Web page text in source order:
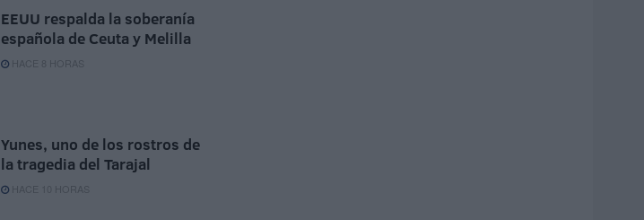
EEUU respalda la soberanía
española de Ceuta y Melilla
HACE 8 HORAS
Yunes, uno de los rostros de
la tragedia del Tarajal
HACE 10 HORAS